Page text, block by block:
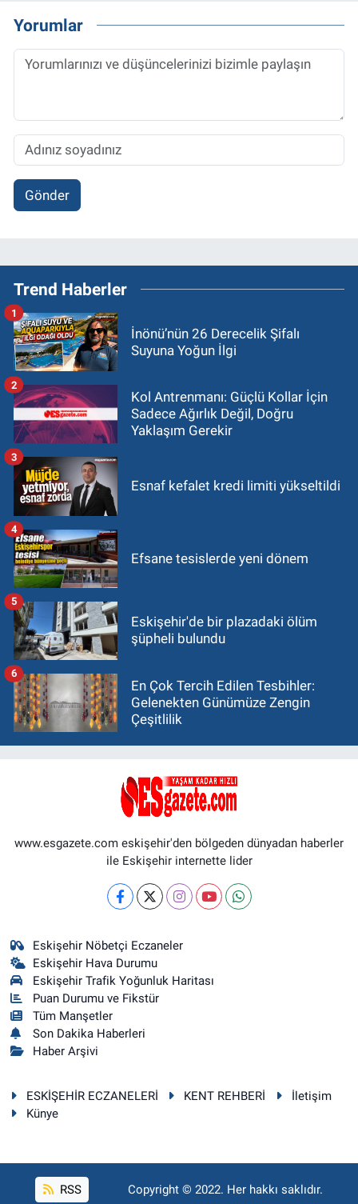
Yorumlar
Gönder
Trend Haberler
İnönü’nün 26 Derecelik Şifalı
Suyuna Yoğun İlgi
1
Kol Antrenmanı: Güçlü Kollar İçin
Sadece Ağırlık Değil, Doğru
Yaklaşım Gerekir
2
Esnaf kefalet kredi limiti yükseltildi
3
Efsane tesislerde yeni dönem
4
Eskişehir'de bir plazadaki ölüm
şüpheli bulundu
5
En Çok Tercih Edilen Tesbihler:
Gelenekten Günümüze Zengin
Çeşitlilik
6
www.esgazete.com eskişehir'den bölgeden dünyadan haberler
ile Eskişehir internette lider
Eskişehir Nöbetçi Eczaneler
Eskişehir Hava Durumu
Eskişehir Trafik Yoğunluk Haritası
Puan Durumu ve Fikstür
Tüm Manşetler
Son Dakika Haberleri
Haber Arşivi
ESKİŞEHİR ECZANELERİ KENT REHBERİ
İletişim
Künye
RSS Copyright © 2022. Her hakkı saklıdır.